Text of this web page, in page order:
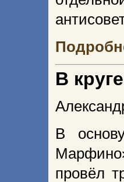
В
В
провёл